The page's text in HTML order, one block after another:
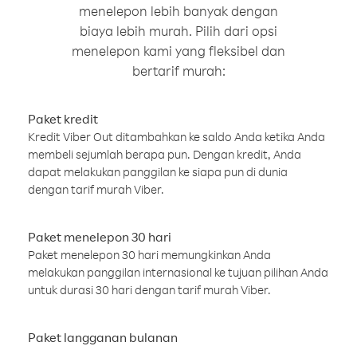
menelepon lebih banyak dengan
biaya lebih murah. Pilih dari opsi
menelepon kami yang fleksibel dan
bertarif murah:
Paket kredit
Kredit Viber Out ditambahkan ke saldo Anda ketika Anda
membeli sejumlah berapa pun. Dengan kredit, Anda
dapat melakukan panggilan ke siapa pun di dunia
dengan tarif murah Viber.
Paket menelepon 30 hari
Paket menelepon 30 hari memungkinkan Anda
melakukan panggilan internasional ke tujuan pilihan Anda
untuk durasi 30 hari dengan tarif murah Viber.
Paket langganan bulanan